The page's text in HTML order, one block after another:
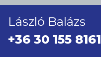
László Balázs
+36 30 155 8161